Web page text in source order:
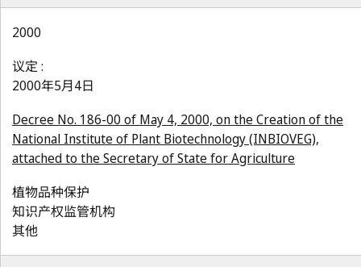
2000
议定 :
2000年5月4日
Decree No. 186-00 of May 4, 2000, on the Creation of the
National Institute of Plant Biotechnology (INBIOVEG),
attached to the Secretary of State for Agriculture
植物品种保护
知识产权监管机构
其他